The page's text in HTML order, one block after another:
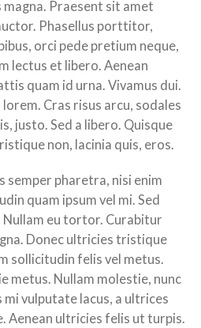
Praesent sit amet
Phasellus porttitor,
orci pede pretium neque,
lectus et libero. Aenean
quam id urna. Vivamus dui.
Cras risus arcu, sodales
justo. Sed a libero. Quisque
non, lacinia quis, eros.
semper pharetra, nisi enim
quam ipsum vel mi. Sed
Nullam eu tortor. Curabitur
Donec ultricies tristique
sollicitudin felis vel metus.
metus. Nullam molestie, nunc
vulputate lacus, a ultrices
Aenean ultricies felis ut turpis.